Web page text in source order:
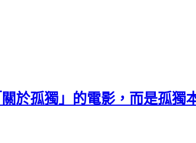
於孤獨」的電影，而是孤獨